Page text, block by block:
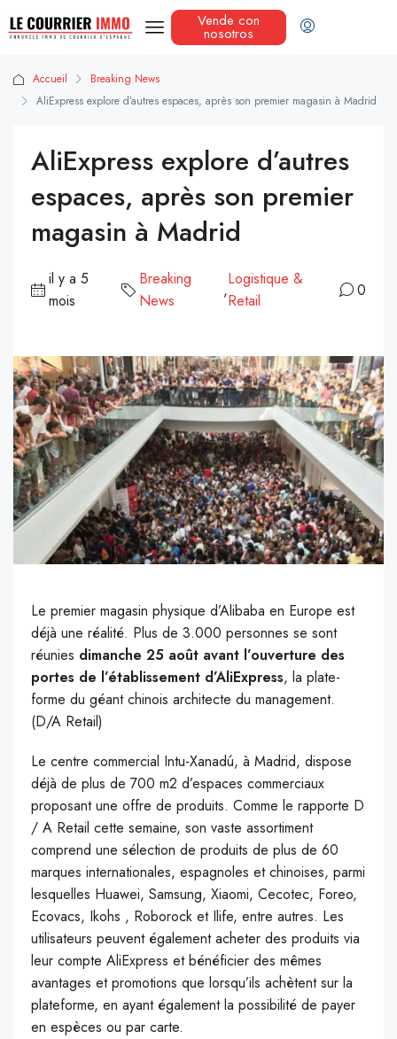
Vende con
nosotros
Accueil
Breaking News
AliExpress explore d’autres espaces, après son premier magasin à Madrid
AliExpress explore d’autres
espaces, après son premier
magasin à Madrid
il y a 5
mois
Breaking
News
,
Logistique &
Retail
0
Le premier magasin physique d’Alibaba en Europe est
déjà une réalité. Plus de 3.000 personnes se sont
réunies dimanche 25 août avant l’ouverture des
portes de l’établissement d’AliExpress, la plate-
forme du géant chinois architecte du management.
(D/A Retail)
Le centre commercial Intu-Xanadú, à Madrid, dispose
déjà de plus de 700 m2 d’espaces commerciaux
proposant une offre de produits. Comme le rapporte D
/ A Retail cette semaine, son vaste assortiment
comprend une sélection de produits de plus de 60
marques internationales, espagnoles et chinoises, parmi
lesquelles Huawei, Samsung, Xiaomi, Cecotec, Foreo,
Ecovacs, Ikohs , Roborock et Ilife, entre autres. Les
utilisateurs peuvent également acheter des produits via
leur compte AliExpress et bénéficier des mêmes
avantages et promotions que lorsqu’ils achètent sur la
plateforme, en ayant également la possibilité de payer
en espèces ou par carte.